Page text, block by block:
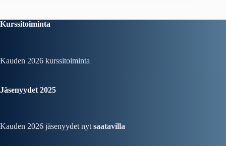
Kurssitoiminta
Kauden 2026 kurssitoiminta
Jäsenyydet 2025
Kauden 2026 jäsenyydet nyt saatavilla